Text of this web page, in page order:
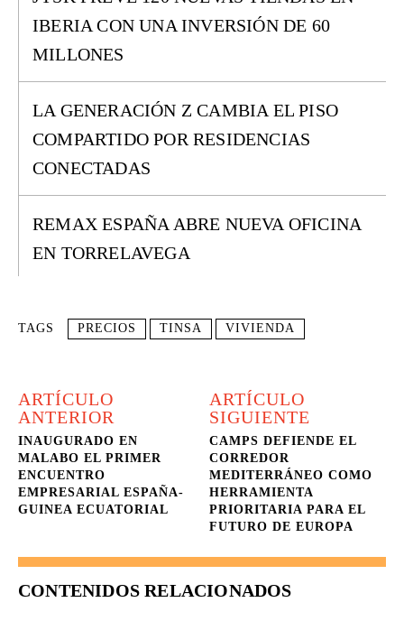
IBERIA CON UNA INVERSIÓN DE 60
MILLONES
LA GENERACIÓN Z CAMBIA EL PISO
COMPARTIDO POR RESIDENCIAS
CONECTADAS
REMAX ESPAÑA ABRE NUEVA OFICINA
EN TORRELAVEGA
TAGS PRECIOS TINSA VIVIENDA
ARTÍCULO
ANTERIOR
INAUGURADO EN
MALABO EL PRIMER
ENCUENTRO
EMPRESARIAL ESPAÑA-
GUINEA ECUATORIAL
ARTÍCULO
SIGUIENTE
CAMPS DEFIENDE EL
CORREDOR
MEDITERRÁNEO COMO
HERRAMIENTA
PRIORITARIA PARA EL
FUTURO DE EUROPA
CONTENIDOS RELACIONADOS